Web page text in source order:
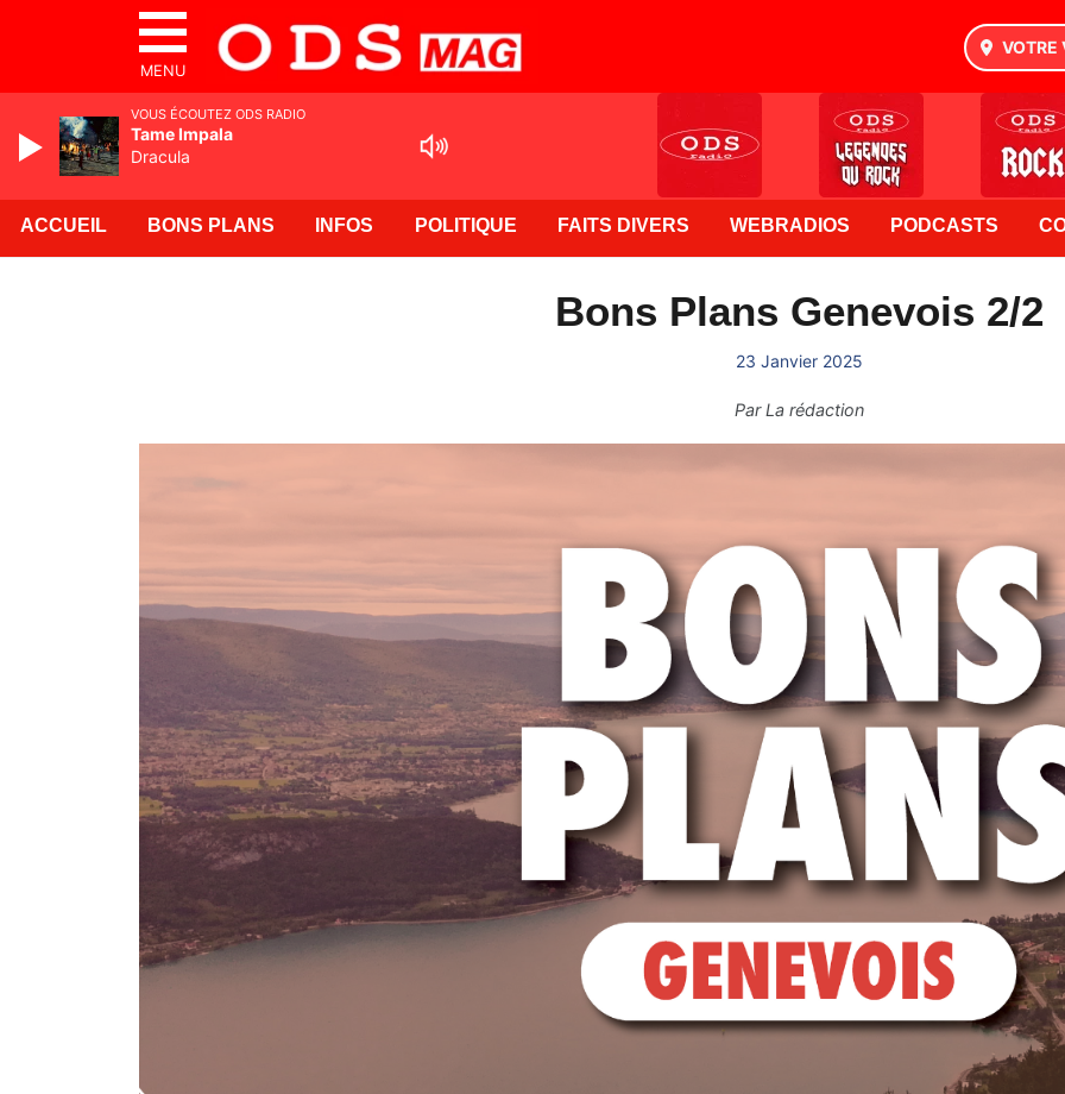
MENU
VOTRE
ACCUEIL BONS PLANS INFOS POLITIQUE FAITS DIVERS WEBRADIOS PODCASTS
Bons Plans Genevois 2/2
23 Janvier 2025
ParLa rédaction
VOUS ÉCOUTEZ ODS RADIO
Tame Impala
Dracula